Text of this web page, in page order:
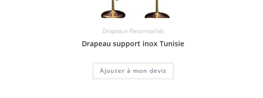
Drapeaux Personnalisés
Drapeau support inox Tunisie
Ajouter à mon devis